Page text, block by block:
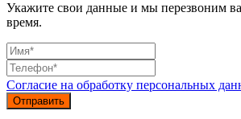
Укажите свои данные и мы перезвоним
время.
Согласие на обработку персональных
Отправить